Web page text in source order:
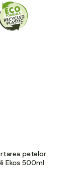
petelor
Ekos 500ml